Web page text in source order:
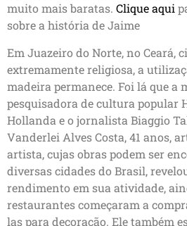
muito mais baratas. Clique aqui
sobre a história de Jaime
Em Juazeiro do Norte, no Ceará,
extremamente religiosa, a
madeira permanece. Foi lá que a
pesquisadora de cultura popular
Hollanda e o jornalista Biaggio
Vanderlei Alves Costa, 41 anos,
artista, cujas obras podem ser
diversas cidades do Brasil,
rendimento em sua atividade,
restaurantes começaram a
las para decoração. Ele também